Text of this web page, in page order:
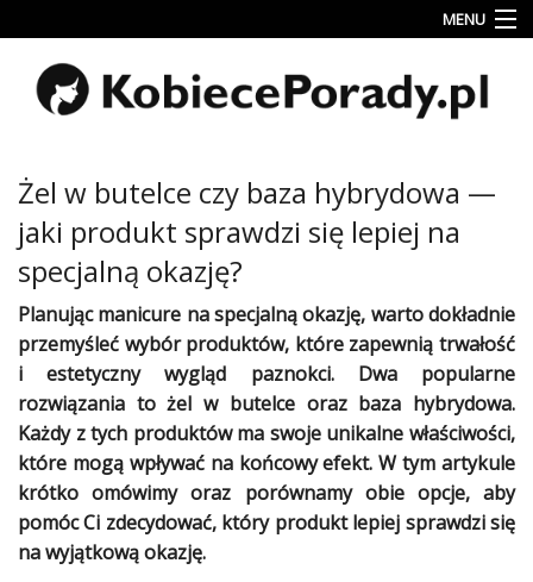
MENU
Uroda
Miłość
Rodzina
&
Dziecko
Przepisy
kulinarne
Kobiece
Wyznania
Wnętrza
Fitness
Żel w butelce czy baza hybrydowa —
jaki produkt sprawdzi się lepiej na
specjalną okazję?
Planując manicure na specjalną okazję, warto dokładnie
przemyśleć wybór produktów, które zapewnią trwałość
i estetyczny wygląd paznokci. Dwa popularne
rozwiązania to żel w butelce oraz baza hybrydowa.
Każdy z tych produktów ma swoje unikalne właściwości,
które mogą wpływać na końcowy efekt. W tym artykule
krótko omówimy oraz porównamy obie opcje, aby
pomóc Ci zdecydować, który produkt lepiej sprawdzi się
na wyjątkową okazję.